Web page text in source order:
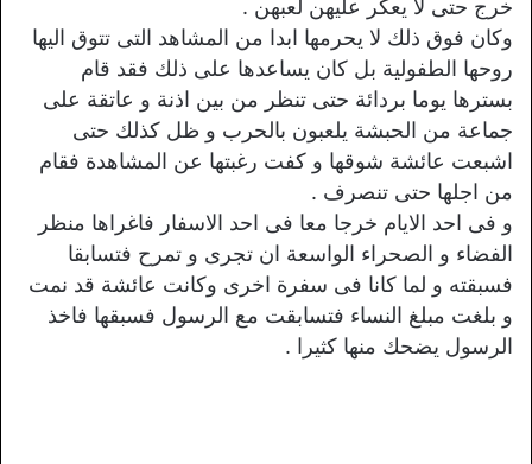
خرج حتى لا يعكر عليهن لعبهن .
وكان فوق ذلك لا يحرمها ابدا من المشاهد التى تتوق اليها
روحها الطفولية بل كان يساعدها على ذلك فقد قام
بسترها يوما بردائة حتى تنظر من بين اذنة و عاتقة على
جماعة من الحبشة يلعبون بالحرب و ظل كذلك حتى
اشبعت عائشة شوقها و كفت رغبتها عن المشاهدة فقام
من اجلها حتى تنصرف .
و فى احد الايام خرجا معا فى احد الاسفار فاغراها منظر
الفضاء و الصحراء الواسعة ان تجرى و تمرح فتسابقا
فسبقته و لما كانا فى سفرة اخرى وكانت عائشة قد نمت
و بلغت مبلغ النساء فتسابقت مع الرسول فسبقها فاخذ
الرسول يضحك منها كثيرا .